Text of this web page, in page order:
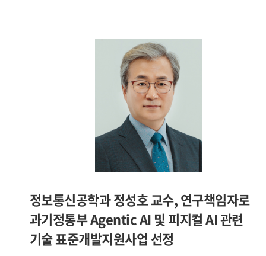
10여 년간 약 50편의 텍스트언어학과 수사학, 번역학 및 화용론
관련 저 역서와 논문을 집필했습니다. 대표적인 저서로는
텍스트언어학사. 연대기학에서 메타히스토리오그라피로 , 조신
박사(서강대)와 공동저술한 텍스트중심 번역학 등이 있습니다.
2024년 6월에는 한국연구재단 중견연구자에 선정돼 10년간
연구지원을 받게 됐고, 연구 테마는 언어철학사입니다. 이를
발판으로 매해 5편 정도의 언어철학 분야의 연구발표를 해왔고,
2025년 12월에 그간 발표한 언어철학사 관련 연구논문들의
인정받았다는 사실에 매우 기뻤습니다. 또 그동안 꾸준히
진행해 온 언어철학 연구가 의미 있게 평가받았다는 점에서 큰
격려가 되었습니다. - 교육부장관 표창을 수상한 연구내용을
소개해 주십시오.이 연구는 서양 언어철학이 어디에서
정보통신공학과 정성호 교수, 연구책임자로
과기정통부 Agentic AI 및 피지컬 AI 관련
기술 표준개발지원사업 선정